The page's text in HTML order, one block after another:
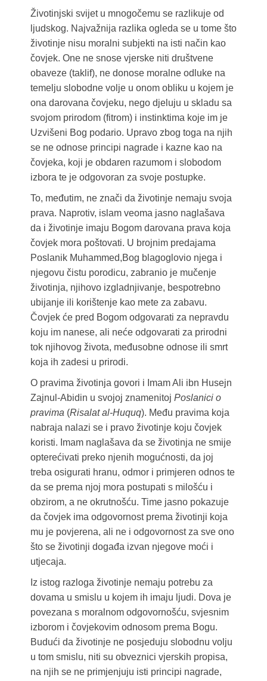
Životinjski svijet u mnogočemu se razlikuje od
ljudskog. Najvažnija razlika ogleda se u tome što
životinje nisu moralni subjekti na isti način kao
čovjek. One ne snose vjerske niti društvene
obaveze (taklif), ne donose moralne odluke na
temelju slobodne volje u onom obliku u kojem je
ona darovana čovjeku, nego djeluju u skladu sa
svojom prirodom (fitrom) i instinktima koje im je
Uzvišeni Bog podario. Upravo zbog toga na njih
se ne odnose principi nagrade i kazne kao na
čovjeka, koji je obdaren razumom i slobodom
izbora te je odgovoran za svoje postupke.
To, međutim, ne znači da životinje nemaju svoja
prava. Naprotiv, islam veoma jasno naglašava
da i životinje imaju Bogom darovana prava koja
čovjek mora poštovati. U brojnim predajama
Poslanik Muhammed,Bog blagoglovio njega i
njegovu čistu porodicu, zabranio je mučenje
životinja, njihovo izgladnjivanje, bespotrebno
ubijanje ili korištenje kao mete za zabavu.
Čovjek će pred Bogom odgovarati za nepravdu
koju im nanese, ali neće odgovarati za prirodni
tok njihovog života, međusobne odnose ili smrt
koja ih zadesi u prirodi.
O pravima životinja govori i Imam Ali ibn Husejn
Zajnul-Abidin u svojoj znamenitoj Poslanici o
pravima (Risalat al-Huquq). Među pravima koja
nabraja nalazi se i pravo životinje koju čovjek
koristi. Imam naglašava da se životinja ne smije
opterećivati preko njenih mogućnosti, da joj
treba osigurati hranu, odmor i primjeren odnos te
da se prema njoj mora postupati s milošću i
obzirom, a ne okrutnošću. Time jasno pokazuje
da čovjek ima odgovornost prema životinji koja
mu je povjerena, ali ne i odgovornost za sve ono
što se životinji događa izvan njegove moći i
utjecaja.
Iz istog razloga životinje nemaju potrebu za
dovama u smislu u kojem ih imaju ljudi. Dova je
povezana s moralnom odgovornošću, svjesnim
izborom i čovjekovim odnosom prema Bogu.
Budući da životinje ne posjeduju slobodnu volju
u tom smislu, niti su obveznici vjerskih propisa,
na njih se ne primjenjuju isti principi nagrade,